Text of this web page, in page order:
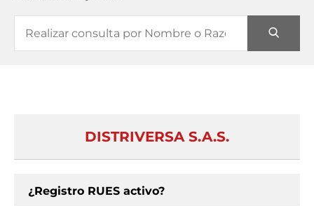
DISTRIVERSA S.A.S.
¿Registro RUES activo?